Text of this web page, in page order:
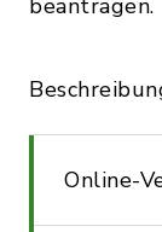
beantragen.
Online-